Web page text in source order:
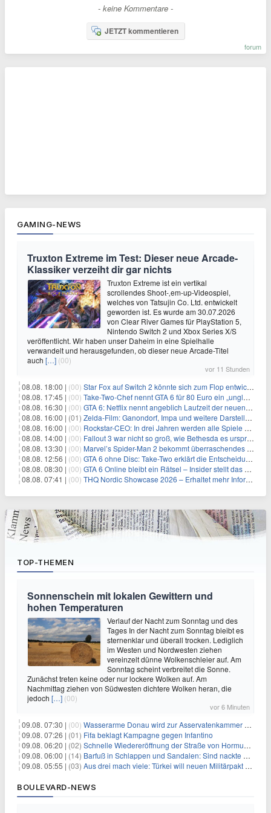
- keine Kommentare -
JETZT kommentieren
forum
GAMING-NEWS
Truxton Extreme im Test: Dieser neue Arcade-
Klassiker verzeiht dir gar nichts
Truxton Extreme ist ein vertikal
scrollendes Shoot-‚em-up-Videospiel,
welches von Tatsujin Co. Ltd. entwickelt
geworden ist. Es wurde am 30.07.2026
von Clear River Games für PlayStation 5,
Nintendo Switch 2 und Xbox Series X/S
veröffentlicht. Wir haben unser Daheim in eine Spielhalle
verwandelt und herausgefunden, ob dieser neue Arcade-Titel
auch […] (00)
vor 11 Stunden
08.08. 18:00 | (00) Star Fox auf Switch 2 könnte sich zum Flop entwickeln
08.08. 17:45 | (00) Take-Two-Chef nennt GTA 6 für 80 Euro ein „unglaubliches Schnäppchen“
08.08. 16:30 | (00) GTA 6: Netflix nennt angeblich Laufzeit der neuen Gameplay-Präsentation
08.08. 16:00 | (01) Zelda-Film: Ganondorf, Impa und weitere Darsteller sollen feststehen
08.08. 16:00 | (00) Rockstar-CEO: In drei Jahren werden alle Spiele gestreamt
08.08. 14:00 | (00) Fallout 3 war nicht so groß, wie Bethesda es ursprünglich wollte
08.08. 13:30 | (00) Marvel’s Spider-Man 2 bekommt überraschendes PS5-Update mit gewünschter Komfortfunktion
08.08. 12:56 | (00) GTA 6 ohne Disc: Take-Two erklärt die Entscheidung für Download-Codes
08.08. 08:30 | (00) GTA 6 Online bleibt ein Rätsel – Insider stellt das neue Gerücht klar
08.08. 07:41 | (00) THQ Nordic Showcase 2026 – Erhaltet mehr Informationen
TOP-THEMEN
Sonnenschein mit lokalen Gewittern und
hohen Temperaturen
Verlauf der Nacht zum Sonntag und des
Tages In der Nacht zum Sonntag bleibt es
sternenklar und überall trocken. Lediglich
im Westen und Nordwesten ziehen
vereinzelt dünne Wolkenschleier auf. Am
Sonntag scheint verbreitet die Sonne.
Zunächst treten keine oder nur lockere Wolken auf. Am
Nachmittag ziehen von Südwesten dichtere Wolken heran, die
jedoch […] (00)
vor 6 Minuten
09.08. 07:30 | (00) Wasserarme Donau wird zur Asservatenkammer der Geschichte
09.08. 07:26 | (01) Fifa beklagt Kampagne gegen Infantino
09.08. 06:20 | (02) Schnelle Wiedereröffnung der Straße von Hormus ungewiss
09.08. 06:00 | (14) Barfuß in Schlappen und Sandalen: Sind nackte Füße eklig?
09.08. 05:55 | (03) Aus drei mach viele: Türkei will neuen Militärpakt erweitern
BOULEVARD-NEWS